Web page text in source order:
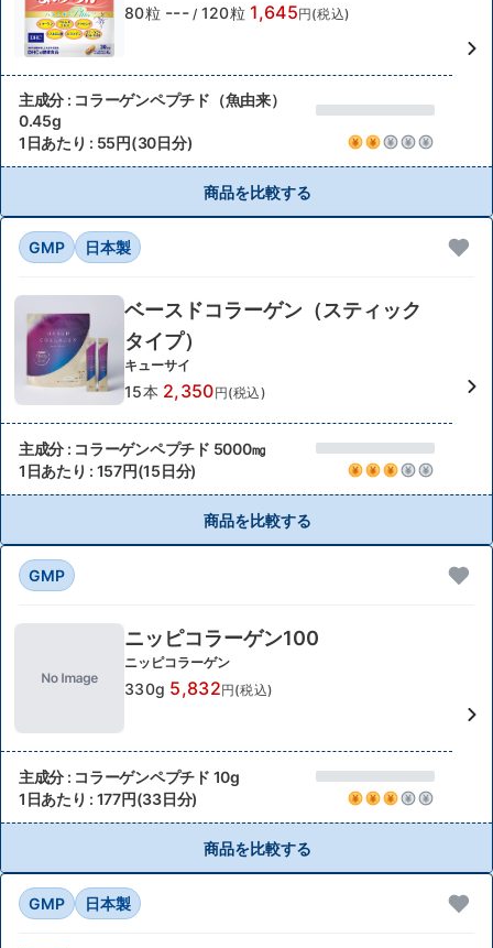
80粒 --- / 120粒 1,645円(税込)
主成分 : コラーゲンペプチド（魚由来）
0.45g
1日あたり : 55円(30日分)
商品を比較する
GMP 日本製
ベースドコラーゲン（スティック
タイプ）
キューサイ
15本 2,350円(税込)
主成分 : コラーゲンペプチド 5000㎎
1日あたり : 157円(15日分)
商品を比較する
GMP
ニッピコラーゲン100
ニッピコラーゲン
330g 5,832円(税込)
主成分 : コラーゲンペプチド 10g
1日あたり : 177円(33日分)
商品を比較する
GMP 日本製